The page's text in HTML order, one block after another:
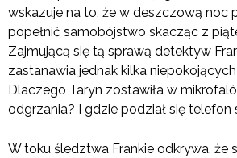
wskazuje na to, że w deszczową noc
popełnić samobójstwo skacząc z
Zajmującą się tą sprawą detektyw
zastanawia jednak kilka
Dlaczego Taryn zostawiła w
odgrzania? I gdzie podział się
W toku śledztwa Frankie odkrywa, że